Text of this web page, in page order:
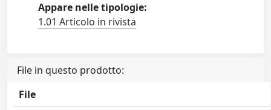
Appare nelle tipologie:
1.01 Articolo in rivista
File in questo prodotto:
File